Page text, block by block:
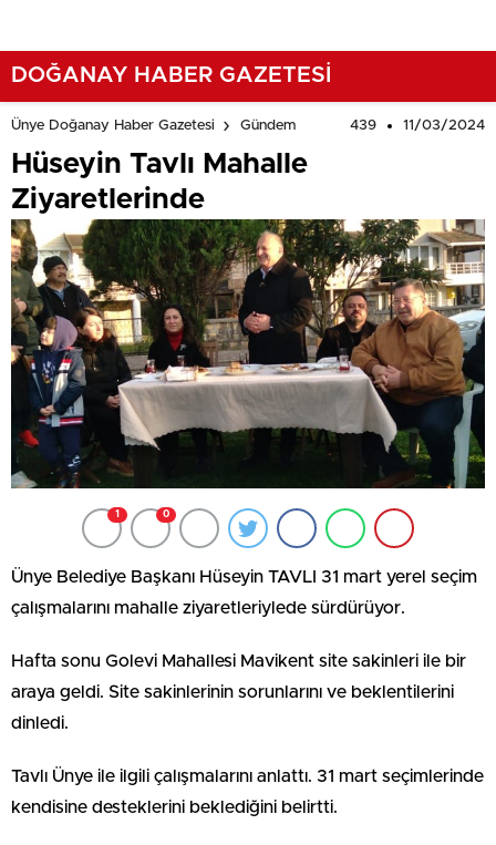
DOĞANAY HABER GAZETESİ
Ünye Doğanay Haber Gazetesi Gündem 439 11/03/2024
Hüseyin Tavlı Mahalle
Ziyaretlerinde
1 0
Ünye Belediye Başkanı Hüseyin TAVLI 31 mart yerel seçim
çalışmalarını mahalle ziyaretleriylede sürdürüyor.
Hafta sonu Golevi Mahallesi Mavikent site sakinleri ile bir
araya geldi. Site sakinlerinin sorunlarını ve beklentilerini
dinledi.
Tavlı Ünye ile ilgili çalışmalarını anlattı. 31 mart seçimlerinde
kendisine desteklerini beklediğini belirtti.